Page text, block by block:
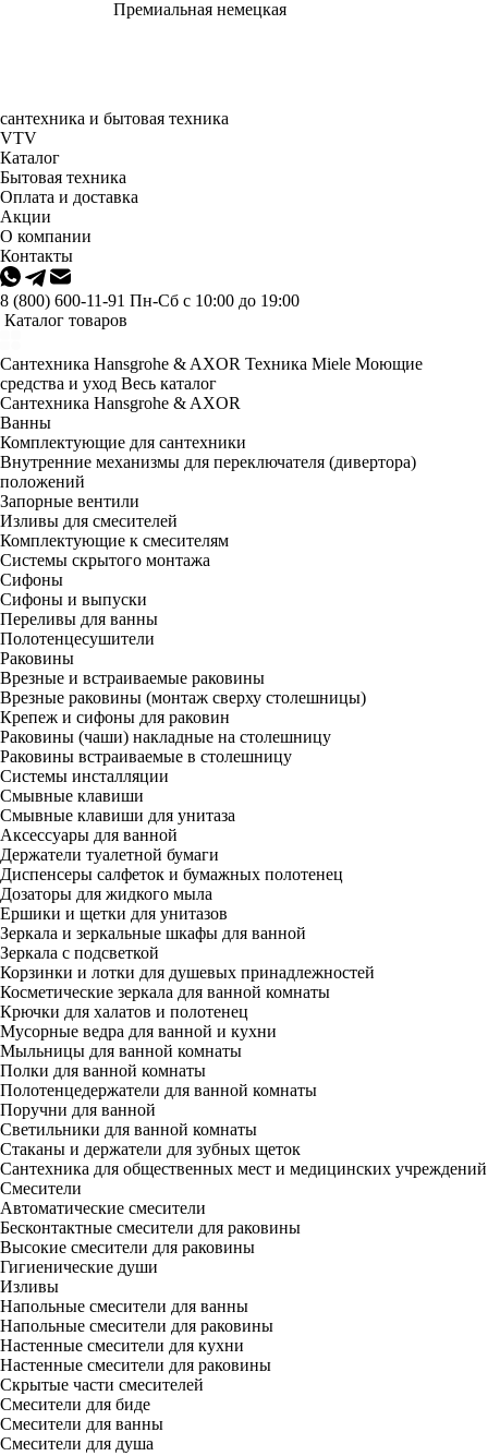
Премиальная немецкая
сантехника и бытовая техника
VTV
Каталог
Бытовая техника
Оплата и доставка
Акции
О компании
Контакты
8 (800) 600-11-91 Пн-Сб с 10:00 до 19:00
Каталог товаров
Сантехника Hansgrohe & AXOR Техника Miele Моющие
средства и уход Весь каталог
Сантехника Hansgrohe & AXOR
Ванны
Комплектующие для сантехники
Внутренние механизмы для переключателя (дивертора)
положений
Запорные вентили
Изливы для смесителей
Комплектующие к смесителям
Системы скрытого монтажа
Сифоны
Сифоны и выпуски
Переливы для ванны
Полотенцесушители
Раковины
Врезные и встраиваемые раковины
Врезные раковины (монтаж сверху столешницы)
Крепеж и сифоны для раковин
Раковины (чаши) накладные на столешницу
Раковины встраиваемые в столешницу
Системы инсталляции
Смывные клавиши
Смывные клавиши для унитаза
Аксессуары для ванной
Держатели туалетной бумаги
Диспенсеры салфеток и бумажных полотенец
Дозаторы для жидкого мыла
Ершики и щетки для унитазов
Зеркала и зеркальные шкафы для ванной
Зеркала с подсветкой
Корзинки и лотки для душевых принадлежностей
Косметические зеркала для ванной комнаты
Крючки для халатов и полотенец
Мусорные ведра для ванной и кухни
Мыльницы для ванной комнаты
Полки для ванной комнаты
Полотенцедержатели для ванной комнаты
Поручни для ванной
Светильники для ванной комнаты
Стаканы и держатели для зубных щеток
Сантехника для общественных мест и медицинских учреждений
Смесители
Автоматические смесители
Бесконтактные смесители для раковины
Высокие смесители для раковины
Гигиенические души
Изливы
Напольные смесители для ванны
Напольные смесители для раковины
Настенные смесители для кухни
Настенные смесители для раковины
Скрытые части смесителей
Смесители для биде
Смесители для ванны
Смесители для душа